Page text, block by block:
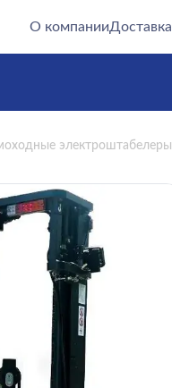
О компанииДоставка
электроштабелеры